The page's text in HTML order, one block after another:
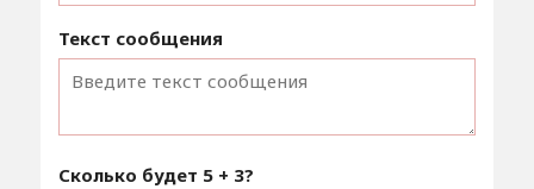
Текст сообщения
Сколько будет 5 + 3?